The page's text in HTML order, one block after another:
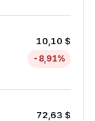
10,10 $
-8,91%
72,63 $